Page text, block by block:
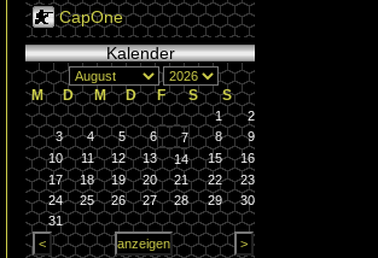
CapOne
Kalender
M D M D F S S
1
2
3
4 5 6 7 8
9
10
11 12 13 14 15
16
17
18 19 20 21 22
23
24
25 26 27 28 29
30
31